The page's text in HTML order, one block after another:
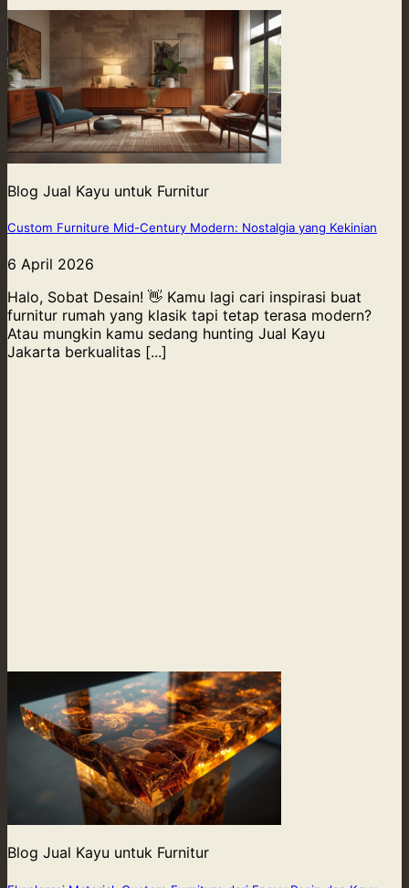
Blog Jual Kayu untuk Furnitur
Custom Furniture Mid-Century Modern: Nostalgia yang Kekinian
6 April 2026
Halo, Sobat Desain! 👋 Kamu lagi cari inspirasi buat
furnitur rumah yang klasik tapi tetap terasa modern?
Atau mungkin kamu sedang hunting Jual Kayu
Jakarta berkualitas [...]
Blog Jual Kayu untuk Furnitur